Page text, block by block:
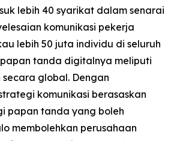
lebih 40 syarikat dalam senarai
komunikasi pekerja
lebih 50 juta individu di seluruh
tanda digitalnya meliputi
secara global. Dengan
komunikasi berasaskan
papan tanda yang boleh
membolehkan perusahaan